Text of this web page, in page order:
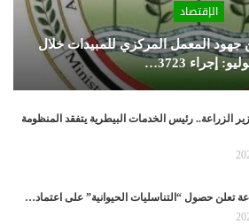
الإقتصاد
المعمل المركزي للمبيدات خلال
إجراء 3723…
الزراعة.. رئيس الخدمات البيطرية يتفقد المنظومة
تعلن حصول “التناسليات الحيوانية” على اعتماد…